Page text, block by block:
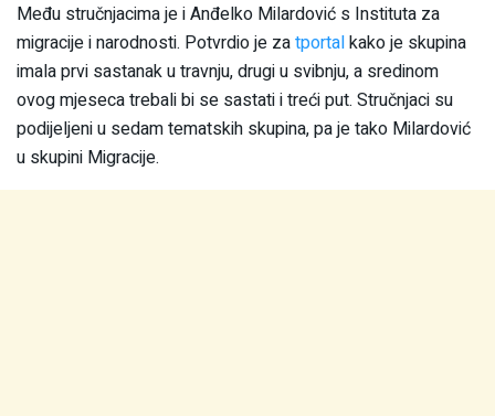
Među stručnjacima je i Anđelko Milardović s Instituta za
migracije i narodnosti. Potvrdio je zatportalkako je skupina
imala prvi sastanak u travnju, drugi u svibnju, a sredinom
ovog mjeseca trebali bi se sastati i treći put. Stručnjaci su
podijeljeni u sedam tematskih skupina, pa je tako Milardović
u skupini Migracije.